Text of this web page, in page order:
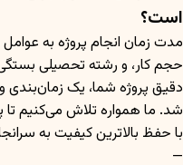
است؟
مدت زمان انجام پروژه به
حجم کار، و رشته تحصیلی
دقیق پروژه شما، یک زمان‌بندی
شد. ما همواره تلاش می‌کنیم تا
با حفظ بالاترین کیفیت به
—